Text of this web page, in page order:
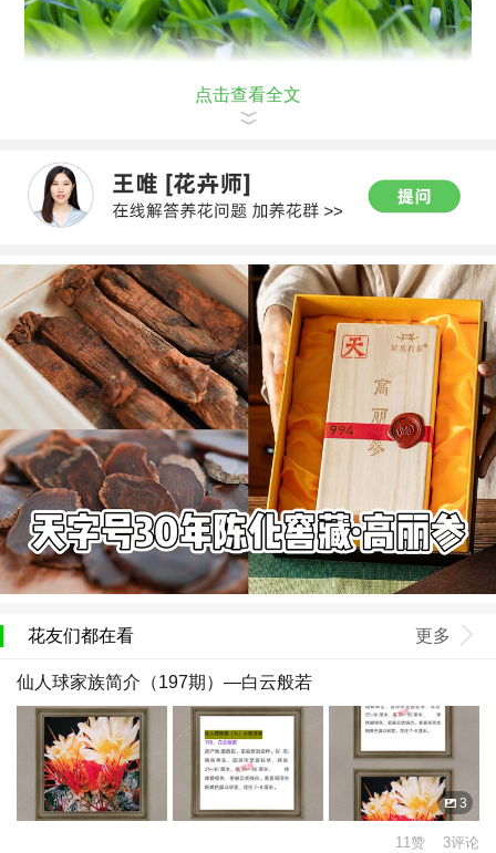
点击查看全文
花友们都在看 更多
仙人球家族简介（197期）—白云般若
3
11赞 3评论